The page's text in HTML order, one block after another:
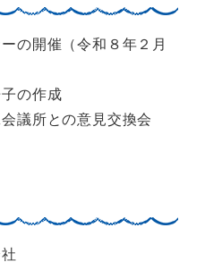
の開催（令和８年２月
の作成
議所との意見交換会